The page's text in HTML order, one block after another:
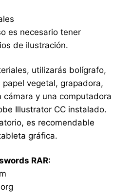
es necesario tener
de ilustración.
utilizarás bolígrafo,
vegetal, grapadora,
cámara y una computadora
Illustrator CC instalado.
es recomendable
gráfica.
RAR: